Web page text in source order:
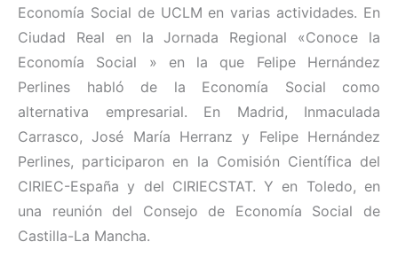
Economía Social de UCLM en varias actividades. En
Ciudad Real en la Jornada Regional «Conoce la
Economía Social » en la que Felipe Hernández
Perlines habló de la Economía Social como
alternativa empresarial. En Madrid, Inmaculada
Carrasco, José María Herranz y Felipe Hernández
Perlines, participaron en la Comisión Científica del
CIRIEC-España y del CIRIECSTAT. Y en Toledo, en
una reunión del Consejo de Economía Social de
Castilla-La Mancha.